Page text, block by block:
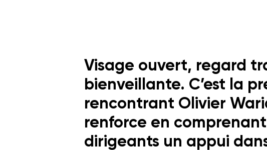
Visage ouvert, regard
bienveillante. C’est la
rencontrant Olivier
renforce en
dirigeants un appui